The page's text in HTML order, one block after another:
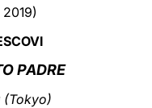
2019)
PADRE
(Tokyo)